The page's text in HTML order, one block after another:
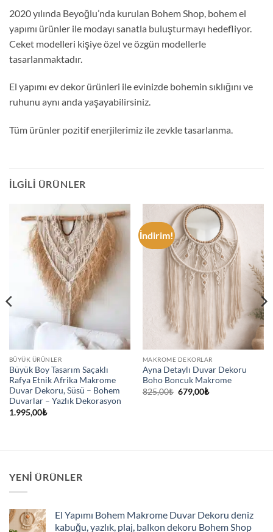
2020 yılında Beyoğlu’nda kurulan Bohem Shop, bohem el
yapımı ürünler ile modayı sanatla buluşturmayı hedefliyor.
Ceket modelleri kişiye özel ve özgün modellerle
tasarlanmaktadır.
El yapımı ev dekor ürünleri ile evinizde bohemin sıklığını ve
ruhunu aynı anda yaşayabilirsiniz.
Tüm ürünler pozitif enerjilerimiz ile zevkle tasarlanma.
İLGILI ÜRÜNLER
BÜYÜK ÜRÜNLER
Büyük Boy Tasarım Saçaklı
Rafya Etnik Afrika Makrome
Duvar Dekoru, Süsü – Bohem
Duvarlar – Yazlık Dekorasyon
1.995,00₺
İndirim!
MAKROME DEKORLAR
Ayna Detaylı Duvar Dekoru
Boho Boncuk Makrome
825,00₺ Orijinal
fiyat:
679,00₺Şu
YENI ÜRÜNLER
El Yapımı Bohem Makrome Duvar Dekoru deniz
kabuğu, yazlık, plaj, balkon dekoru Bohem Shop